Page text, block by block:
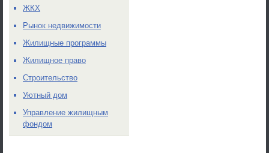
ЖКХ
Рынок недвижимости
Жилищные программы
Жилищное право
Строительство
Уютный дом
Управление жилищным
фондом